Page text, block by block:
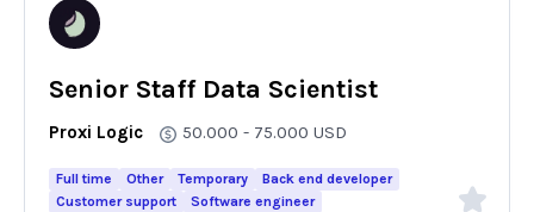
Senior Staff Data Scientist
Proxi Logic 50.000 - 75.000 USD
Full time Other Temporary
Back end developer
Customer support
Software engineer